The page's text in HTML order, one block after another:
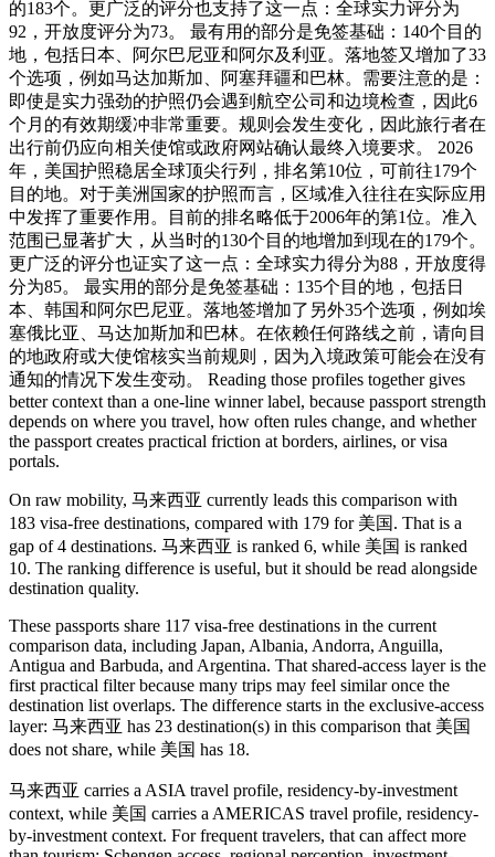
的183个。更广泛的评分也支持了这一点：全球实力评分为
92，开放度评分为73。 最有用的部分是免签基础：140个目的
地，包括日本、阿尔巴尼亚和阿尔及利亚。落地签又增加了33
个选项，例如马达加斯加、阿塞拜疆和巴林。需要注意的是：
即使是实力强劲的护照仍会遇到航空公司和边境检查，因此6
个月的有效期缓冲非常重要。规则会发生变化，因此旅行者在
出行前仍应向相关使馆或政府网站确认最终入境要求。 2026
年，美国护照稳居全球顶尖行列，排名第10位，可前往179个
目的地。对于美洲国家的护照而言，区域准入往往在实际应用
中发挥了重要作用。目前的排名略低于2006年的第1位。准入
范围已显著扩大，从当时的130个目的地增加到现在的179个。
更广泛的评分也证实了这一点：全球实力得分为88，开放度得
分为85。 最实用的部分是免签基础：135个目的地，包括日
本、韩国和阿尔巴尼亚。落地签增加了另外35个选项，例如埃
塞俄比亚、马达加斯加和巴林。在依赖任何路线之前，请向目
的地政府或大使馆核实当前规则，因为入境政策可能会在没有
通知的情况下发生变动。 Reading those profiles together gives
better context than a one-line winner label, because passport strength
depends on where you travel, how often rules change, and whether
the passport creates practical friction at borders, airlines, or visa
portals.
On raw mobility, 马来西亚 currently leads this comparison with
183 visa-free destinations, compared with 179 for 美国. That is a
gap of 4 destinations. 马来西亚 is ranked 6, while 美国 is ranked
10. The ranking difference is useful, but it should be read alongside
destination quality.
These passports share 117 visa-free destinations in the current
comparison data, including Japan, Albania, Andorra, Anguilla,
Antigua and Barbuda, and Argentina. That shared-access layer is the
first practical filter because many trips may feel similar once the
destination list overlaps. The difference starts in the exclusive-access
layer: 马来西亚 has 23 destination(s) in this comparison that 美国
does not share, while 美国 has 18.
马来西亚 carries a ASIA travel profile, residency-by-investment
context, while 美国 carries a AMERICAS travel profile, residency-
by-investment context. For frequent travelers, that can affect more